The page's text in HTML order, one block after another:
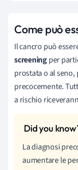
Come può
Il cancro può
screeningper
prostata o al
precocemente.
a rischio
La diagnosi
aumentare le